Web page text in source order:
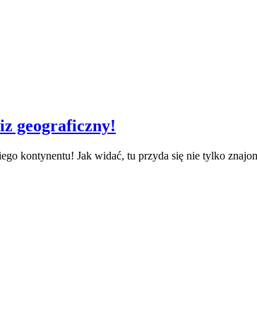
geograficzny!
kontynentu! Jak widać, tu przyda się nie tylko